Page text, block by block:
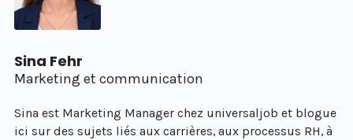
Sina Fehr
Marketing et communication
Sina est Marketing Manager chez universaljob et blogue
ici sur des sujets liés aux carrières, aux processus RH, à